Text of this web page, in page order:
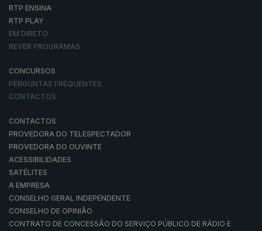
RTP ENSINA
RTP PLAY
EM DIRETO
REVER PROGRAMAS
CONCURSOS
PERGUNTAS FREQUENTES
CONTACTOS
CONTACTOS
PROVEDORA DO TELESPECTADOR
PROVEDORA DO OUVINTE
ACESSIBILIDADES
SATÉLITES
A EMPRESA
CONSELHO GERAL INDEPENDENTE
CONSELHO DE OPINIÃO
CONTRATO DE CONCESSÃO DO SERVIÇO PÚBLICO DE RÁDIO E